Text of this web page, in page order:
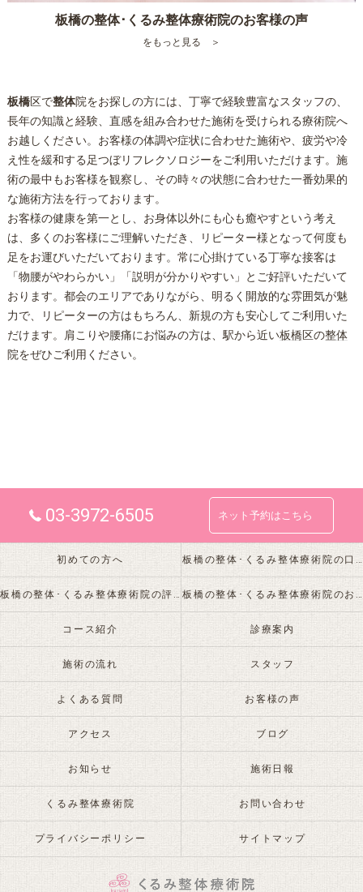
板橋の整体･くるみ整体療術院のお客様の声
をもっと見る ＞
板橋区で整体院をお探しの方には、丁寧で経験豊富なスタッフの、
長年の知識と経験、直感を組み合わせた施術を受けられる療術院へ
お越しください。お客様の体調や症状に合わせた施術や、疲労や冷
え性を緩和する足つぼリフレクソロジーをご利用いただけます。施
術の最中もお客様を観察し、その時々の状態に合わせた一番効果的
な施術方法を行っております。
お客様の健康を第一とし、お身体以外にも心も癒やすという考え
は、多くのお客様にご理解いただき、リピーター様となって何度も
足をお運びいただいております。常に心掛けている丁寧な接客は
「物腰がやわらかい」「説明が分かりやすい」とご好評いただいて
おります。都会のエリアでありながら、明るく開放的な雰囲気が魅
力で、リピーターの方はもちろん、新規の方も安心してご利用いた
だけます。肩こりや腰痛にお悩みの方は、駅から近い板橋区の整体
院をぜひご利用ください。
03-3972-6505 ネット予約はこちら
初めての方へ 板橋の整体･くるみ整体療術院の口コミ情報
板橋の整体･くるみ整体療術院の評判 板橋の整体･くるみ整体療術院のお客様の声
コース紹介 診療案内
施術の流れ スタッフ
よくある質問 お客様の声
アクセス ブログ
お知らせ 施術日報
くるみ整体療術院 お問い合わせ
プライバシーポリシー サイトマップ